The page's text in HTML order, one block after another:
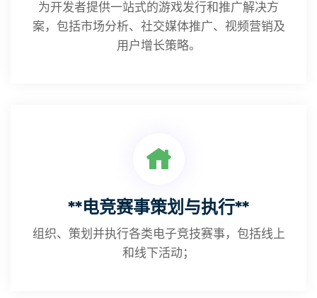
为开发者提供一站式的游戏发行和推广解决方
案，包括市场分析、社交媒体推广、视频营销及
用户增长策略。
**电竞赛事策划与执行**
组织、策划并执行各类电子竞技赛事，包括线上
和线下活动；